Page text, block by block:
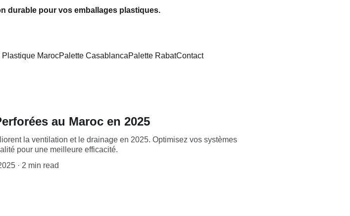
durable pour vos emballages plastiques.
Plastique MarocPalette CasablancaPalette RabatContact
au Maroc en 2025
la ventilation et le drainage en 2025. Optimisez vos systèmes
pour une meilleure efficacité.
2 min read